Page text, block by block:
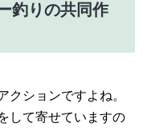
釣りの共同作
クションですよね。
して寄せていますの